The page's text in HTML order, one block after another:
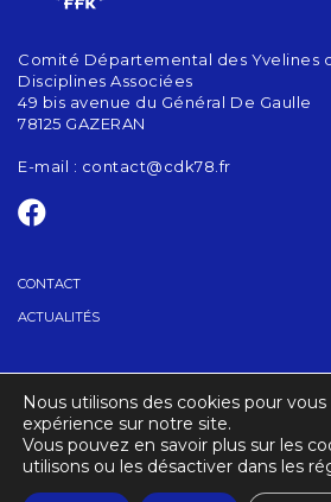
Comité Départemental des Yvelines
Disciplines Associées
49 bis avenue du Général De Gaulle
78125 GAZERAN
E-mail : contact@cdk78.fr
CONTACT
ACTUALITÉS
ANNONCES CLUBS/PROFS…
CRÉDITS MENTIONS
Nous utilisons des cookies pour
expérience sur notre site.
Vous pouvez en savoir plus sur les
utilisons ou les désactiver dans les